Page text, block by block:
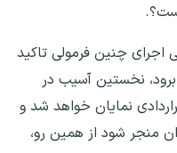
اجرای چنین فرمولی تاکید
برود، نخستین آسیب در
نمایان خواهد شد و
منجر شود از همین رو،